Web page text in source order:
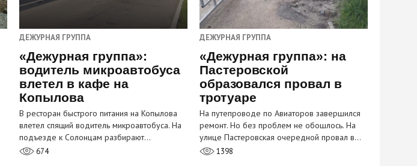
ДЕЖУРНАЯ ГРУППА
«Дежурная группа»:
водитель микроавтобуса
влетел в кафе на
Копылова
В ресторан быстрого питания на Копылова
влетел спящий водитель микроавтобуса. На
подъезде к Солонцам разбирают…
674
ДЕЖУРНАЯ ГРУППА
«Дежурная группа»: на
Пастеровской
образовался провал в
тротуаре
На путепроводе по Авиаторов завершился
ремонт. Но без проблем не обошлось. На
улице Пастеровская очередной провал в…
1398